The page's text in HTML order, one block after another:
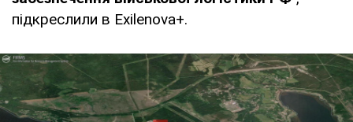
підкреслили в Exilenova+.